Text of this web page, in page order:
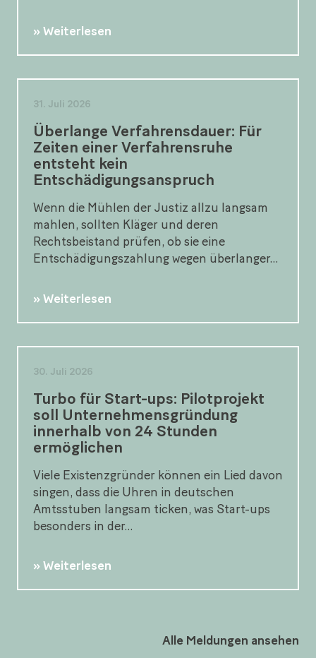
Weiterlesen
31. Juli 2026
Überlange Verfahrensdauer: Für
Zeiten einer Verfahrensruhe
entsteht kein
Entschädigungsanspruch
Wenn die Mühlen der Justiz allzu langsam
mahlen, sollten Kläger und deren
Rechtsbeistand prüfen, ob sie eine
Entschädigungszahlung wegen überlanger...
Weiterlesen
30. Juli 2026
Turbo für Start-ups: Pilotprojekt
soll Unternehmensgründung
innerhalb von 24 Stunden
ermöglichen
Viele Existenzgründer können ein Lied davon
singen, dass die Uhren in deutschen
Amtsstuben langsam ticken, was Start-ups
besonders in der...
Weiterlesen
Alle Meldungen ansehen